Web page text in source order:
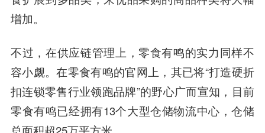
增加。
不过，在供应链管理上，零食有鸣的实力同样不
容小觑。在零食有鸣的官网上，其已将“打造硬折
扣连锁零售行业领跑品牌”的野心广而宣知，目前
零食有鸣已经拥有13个大型仓储物流中心，仓储
总面积超25万平方米。